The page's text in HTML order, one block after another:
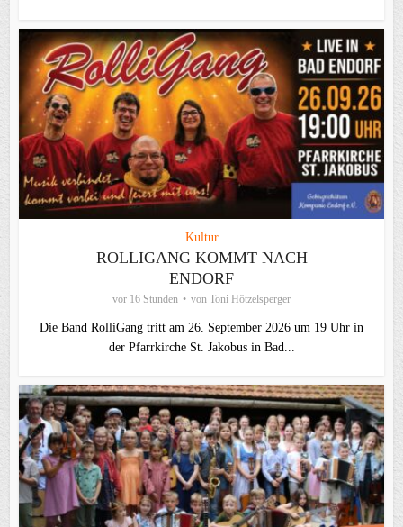
Kultur
ROLLIGANG KOMMT NACH
ENDORF
vor 16 Stunden von Toni Hötzelsperger
Die Band RolliGang tritt am 26. September 2026 um 19 Uhr in
der Pfarrkirche St. Jakobus in Bad...